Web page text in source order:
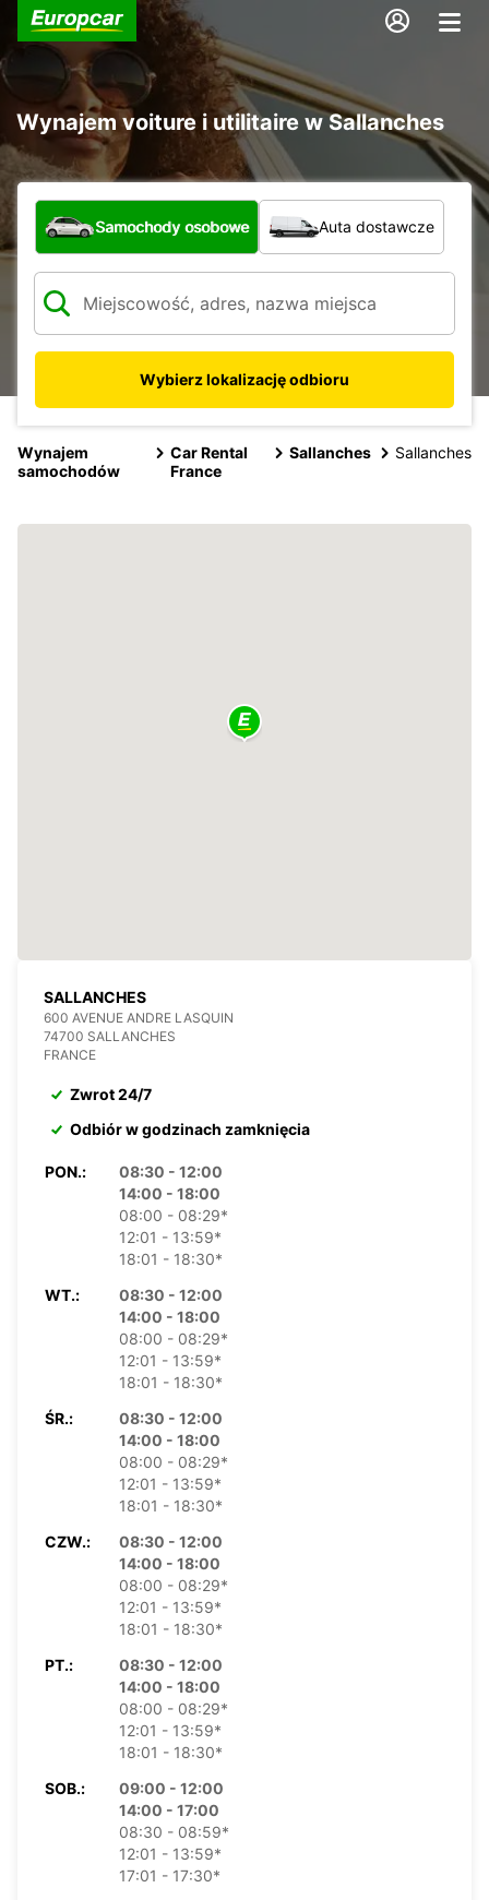
Wynajem voiture i utilitaire w Sallanches
Jaki typ pojazdu?
Samochody osobowe Auta dostawcze
Wybierz lokalizację odbioru
Wynajem
samochodów
Car Rental
France
Sallanches Sallanches
SALLANCHES
600 AVENUE ANDRE LASQUIN
74700 SALLANCHES
FRANCE
Zwrot 24/7
Odbiór w godzinach zamknięcia
PON.:
08:30 - 12:00
14:00 - 18:00
08:00 - 08:29*
12:01 - 13:59*
18:01 - 18:30*
WT.:
08:30 - 12:00
14:00 - 18:00
08:00 - 08:29*
12:01 - 13:59*
18:01 - 18:30*
ŚR.:
08:30 - 12:00
14:00 - 18:00
08:00 - 08:29*
12:01 - 13:59*
18:01 - 18:30*
CZW.:
08:30 - 12:00
14:00 - 18:00
08:00 - 08:29*
12:01 - 13:59*
18:01 - 18:30*
PT.:
08:30 - 12:00
14:00 - 18:00
08:00 - 08:29*
12:01 - 13:59*
18:01 - 18:30*
SOB.:
09:00 - 12:00
14:00 - 17:00
08:30 - 08:59*
12:01 - 13:59*
17:01 - 17:30*